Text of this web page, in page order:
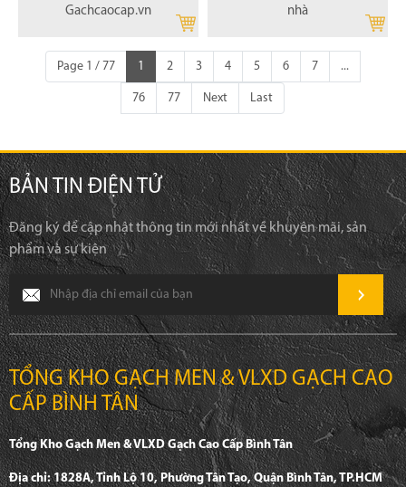
Gachcaocap.vn
nhà
Page 1 / 77 1 2 3 4 5 6 7 ...
76 77 Next Last
BẢN TIN ĐIỆN TỬ
Đăng ký để cập nhật thông tin mới nhất về khuyên mãi, sản
phẩm và sự kiện
TỔNG KHO GẠCH MEN & VLXD GẠCH CAO
CẤP BÌNH TÂN
Tổng Kho Gạch Men & VLXD Gạch Cao Cấp Bình Tân
Địa chỉ: 1828A, Tỉnh Lộ 10, Phường Tân Tạo, Quận Bình Tân, TP.HCM